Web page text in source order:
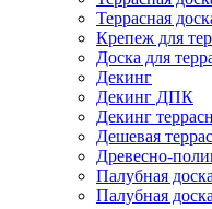
Террасная
Крепеж для
Доска для
Декинг
Декинг ДПК
Декинг
Дешевая
Древесно-
Палубная доска
Палубная